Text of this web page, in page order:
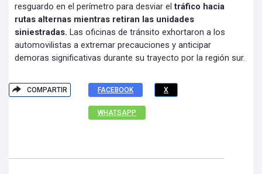
resguardo en el perímetro para desviar eltráfico hacia
rutas alternas mientras retiran las unidades
siniestradas. Las oficinas de tránsito exhortaron a los
automovilistas a extremar precauciones y anticipar
demoras significativas durante su trayecto por la región sur.
COMPARTIR FACEBOOK X
WHATSAPP